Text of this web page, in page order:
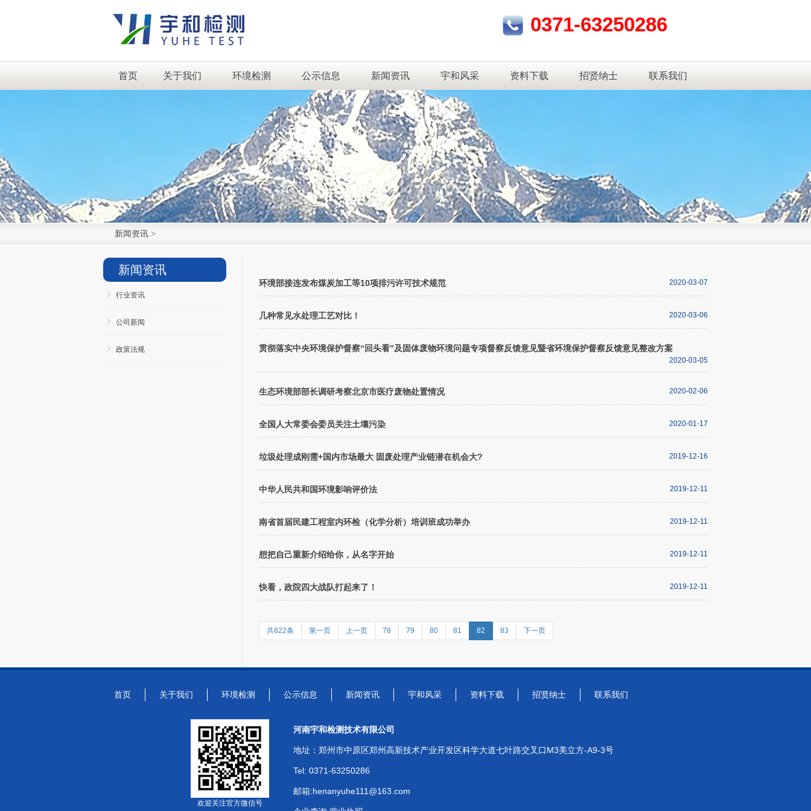
0371-63250286
首页 关于我们 环境检测 公示信息 新闻资讯 宇和风采 资料下载 招贤纳士 联系我们
新闻资讯>
新闻资讯
行业资讯
公司新闻
政策法规
环境部接连发布煤炭加工等10项排污许可技术规范 2020-03-07
几种常见水处理工艺对比！ 2020-03-06
贯彻落实中央环境保护督察“回头看”及固体废物环境问题专项督察反馈意见暨省环境保护督察反馈意见整改方案
2020-03-05
生态环境部部长调研考察北京市医疗废物处置情况 2020-02-06
全国人大常委会委员关注土壤污染 2020-01-17
垃圾处理成刚需+国内市场最大 固废处理产业链潜在机会大? 2019-12-16
中华人民共和国环境影响评价法 2019-12-11
南省首届民建工程室内环检（化学分析）培训班成功举办 2019-12-11
想把自己重新介绍给你，从名字开始 2019-12-11
快看，政院四大战队打起来了！ 2019-12-11
共822条 第一页 上一页 78 79 80 81 82 83 下一页
首页 关于我们 环境检测 公示信息 新闻资讯 宇和风采 资料下载 招贤纳士 联系我们
欢迎关注官方微信号
河南宇和检测技术有限公司
地址：郑州市中原区郑州高新技术产业开发区科学大道七叶路交叉口M3美立方-A9-3号
Tel: 0371-63250286
邮箱:henanyuhe111@163.com